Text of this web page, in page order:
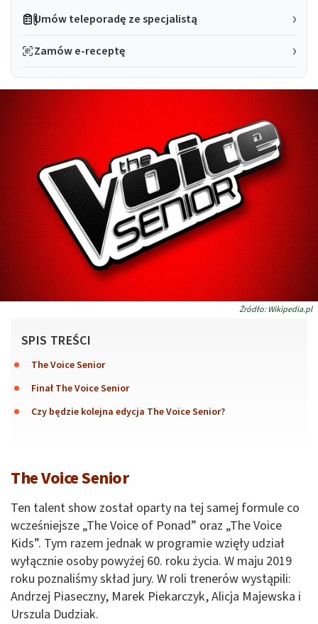
Umów teleporadę ze specjalistą
Zamów e-receptę
Źródło: Wikipedia.pl
SPIS TREŚCI
The Voice Senior
Finał The Voice Senior
Czy będzie kolejna edycja The Voice Senior?
The Voice Senior
Ten talent show został oparty na tej samej formule co
wcześniejsze „The Voice of Ponad” oraz „The Voice
Kids”. Tym razem jednak w programie wzięły udział
wyłącznie osoby powyżej 60. roku życia. W maju 2019
roku poznaliśmy skład jury. W roli trenerów wystąpili:
Andrzej Piaseczny, Marek Piekarczyk, Alicja Majewska i
Urszula Dudziak.